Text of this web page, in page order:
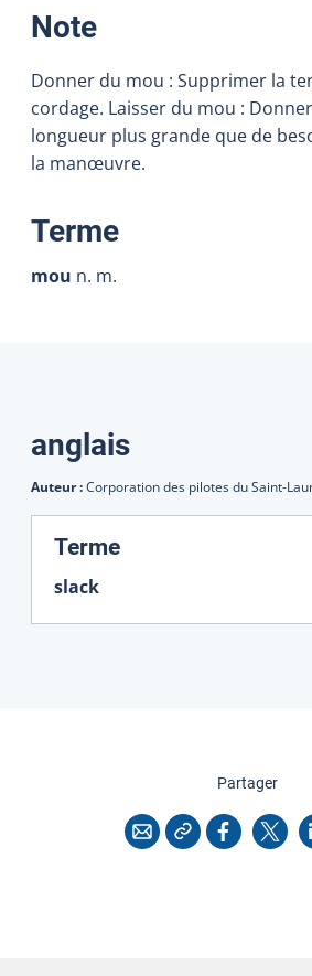
Note:
Donner du mou : Supprimer la
cordage. Laisser du mou :
longueur plus grande que de
la manœuvre.
Terme:
mou n. m.
Traductions
anglais
Auteur :Corporation des pilotes du Saint-
Terme:
slack
Partagercette
CourrielCopier l'adresse
Facebook
X